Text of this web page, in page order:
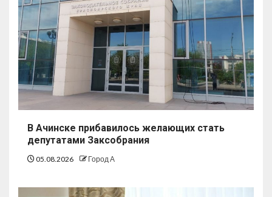
В Ачинске прибавилось желающих стать
депутатами Заксобрания
05.08.2026 Город А